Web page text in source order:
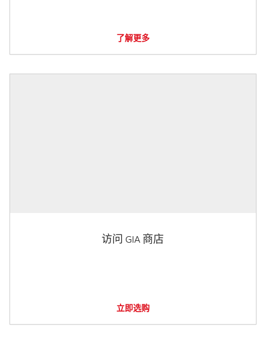
了解更多
访问 GIA 商店
立即选购